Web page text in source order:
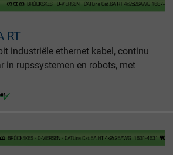
RT
industriële ethernet kabel, continu
in rupssystemen en robots, met